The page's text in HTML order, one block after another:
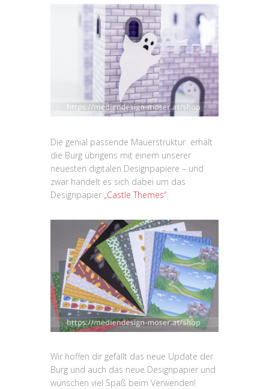
Die genial passende Mauerstruktur erhält
die Burg übrigens mit einem unserer
neuesten digitalen Designpapiere – und
zwar handelt es sich dabei um das
Designpapier „Castle Themes“.
Wir hoffen dir gefällt das neue Update der
Burg und auch das neue Designpapier und
wünschen viel Spaß beim Verwenden!